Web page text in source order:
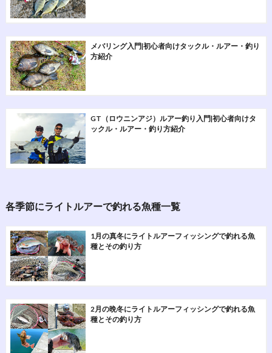
メバリング入門|初心者向けタックル・ルアー・釣り
方紹介
GT（ロウニンアジ）ルアー釣り入門|初心者向けタ
ックル・ルアー・釣り方紹介
各季節にライトルアーで釣れる魚種一覧
1月の真冬にライトルアーフィッシングで釣れる魚
種とその釣り方
2月の晩冬にライトルアーフィッシングで釣れる魚
種とその釣り方